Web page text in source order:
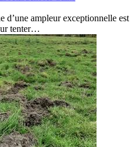
d’une ampleur exceptionnelle est
tenter…